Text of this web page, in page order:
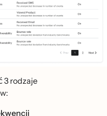
3 rodzaje